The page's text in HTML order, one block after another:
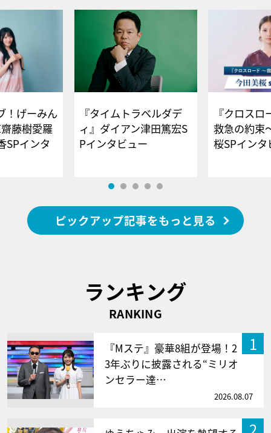
！げーみん
藤樹愛羅
SPインタ
『タイムトラベルダデ
ィ』ダイアン津田篤宏S
Pインタビュー
『クロス
救急の約束
桜SPイ
ピックアップ記事をもっと見る
ランキング
RANKING
1
『Mステ』豪華8組が登場！2
3年ぶりに披露される“ミリオ
ンセラー達…
2026.08.07